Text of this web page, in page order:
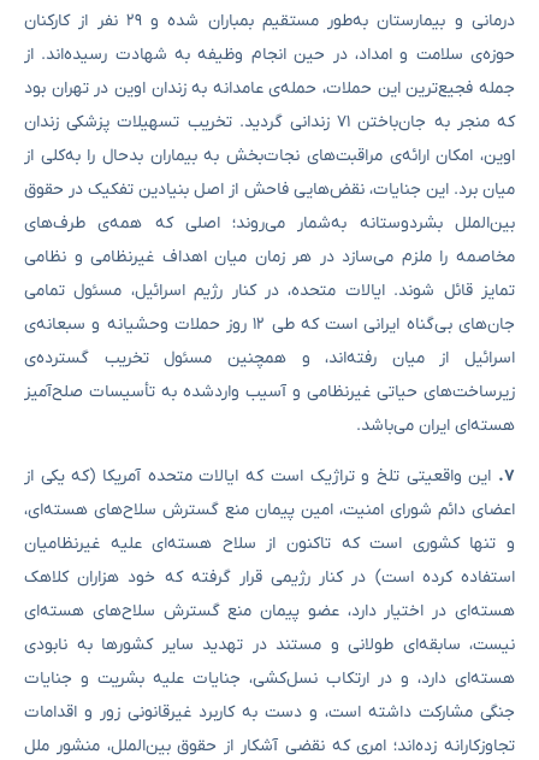
درمانی و بیمارستان به‌طور مستقیم بمباران شده و ۲۹ نفر از کارکنان
حوزه‌ی سلامت و امداد، در حین انجام وظیفه به شهادت رسیده‌اند. از
جمله فجیع‌ترین این حملات، حمله‌ی عامدانه به زندان اوین در تهران بود
که منجر به جان‌باختن ۷۱ زندانی گردید. تخریب تسهیلات پزشکی زندان
اوین، امکان ارائه‌ی مراقبت‌های نجات‌بخش به بیماران بدحال را به‌کلی از
میان برد. این جنایات، نقض‌هایی فاحش از اصل بنیادین تفکیک در حقوق
بین‌الملل بشردوستانه به‌شمار می‌روند؛ اصلی که همه‌ی طرف‌های
مخاصمه را ملزم می‌سازد در هر زمان میان اهداف غیرنظامی و نظامی
تمایز قائل شوند. ایالات متحده، در کنار رژیم اسرائیل، مسئول تمامی
جان‌های بی‌گناه ایرانی است که طی ۱۲ روز حملات وحشیانه و سبعانه‌ی
اسرائیل از میان رفته‌اند، و همچنین مسئول تخریب گسترده‌ی
زیرساخت‌های حیاتی غیرنظامی و آسیب واردشده به تأسیسات صلح‌آمیز
هسته‌ای ایران می‌باشد.
۷. این واقعیتی تلخ و تراژیک است که ایالات متحده آمریکا (که یکی از
اعضای دائم شورای امنیت، امین پیمان منع گسترش سلاح‌های هسته‌ای،
و تنها کشوری است که تاکنون از سلاح هسته‌ای علیه غیرنظامیان
استفاده کرده است) در کنار رژیمی قرار گرفته که خود هزاران کلاهک
هسته‌ای در اختیار دارد، عضو پیمان منع گسترش سلاح‌های هسته‌ای
نیست، سابقه‌ای طولانی و مستند در تهدید سایر کشورها به نابودی
هسته‌ای دارد، و در ارتکاب نسل‌کشی، جنایات علیه بشریت و جنایات
جنگی مشارکت داشته است، و دست به کاربرد غیرقانونی زور و اقدامات
تجاوزکارانه زده‌اند؛ امری که نقضی آشکار از حقوق بین‌الملل، منشور ملل